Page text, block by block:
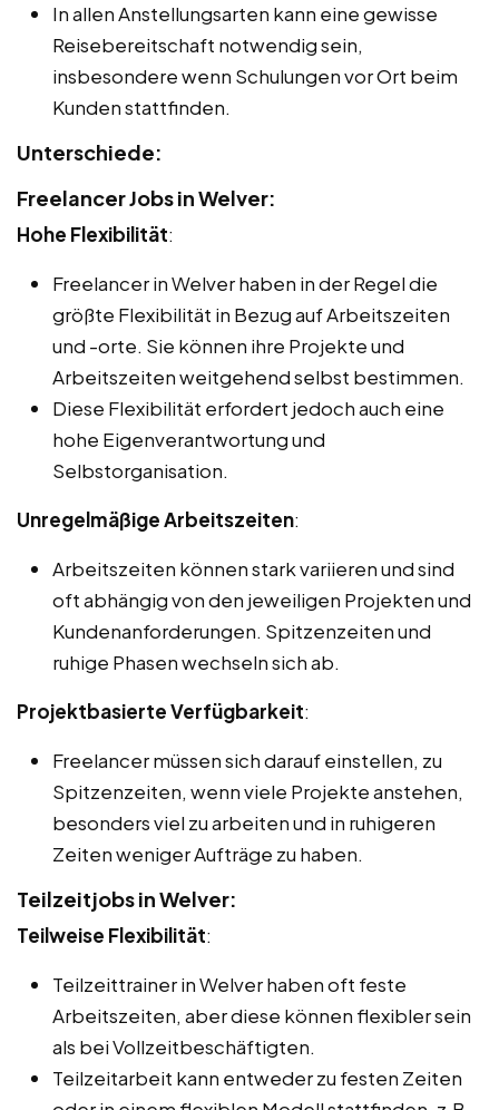
In allen Anstellungsarten kann eine gewisse
Reisebereitschaft notwendig sein,
insbesondere wenn Schulungen vor Ort beim
Kunden stattfinden.
Unterschiede:
Freelancer Jobs in Welver:
Hohe Flexibilität:
Freelancer in Welver haben in der Regel die
größte Flexibilität in Bezug auf Arbeitszeiten
und -orte. Sie können ihre Projekte und
Arbeitszeiten weitgehend selbst bestimmen.
Diese Flexibilität erfordert jedoch auch eine
hohe Eigenverantwortung und
Selbstorganisation.
Unregelmäßige Arbeitszeiten:
Arbeitszeiten können stark variieren und sind
oft abhängig von den jeweiligen Projekten und
Kundenanforderungen. Spitzenzeiten und
ruhige Phasen wechseln sich ab.
Projektbasierte Verfügbarkeit:
Freelancer müssen sich darauf einstellen, zu
Spitzenzeiten, wenn viele Projekte anstehen,
besonders viel zu arbeiten und in ruhigeren
Zeiten weniger Aufträge zu haben.
Teilzeitjobs in Welver:
Teilweise Flexibilität:
Teilzeittrainer in Welver haben oft feste
Arbeitszeiten, aber diese können flexibler sein
als bei Vollzeitbeschäftigten.
Teilzeitarbeit kann entweder zu festen Zeiten